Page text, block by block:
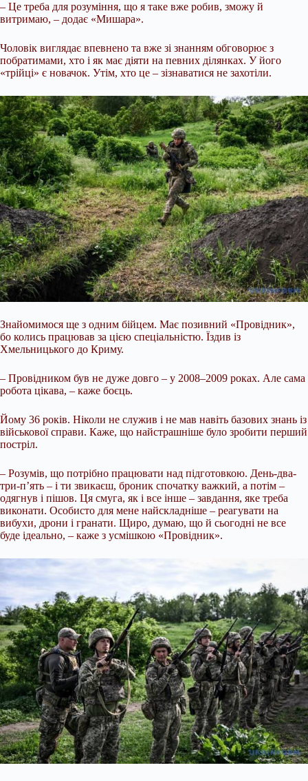
– Це треба для розуміння, що я таке вже робив, зможу й
витримаю, – додає «Мишара».
Чоловік виглядає впевнено та вже зі знанням обговорює з
побратимами, хто і як має діяти на певних ділянках. У його
«трійці» є новачок. Утім, хто це – зізнаватися не захотіли.
Знайомимося ще з одним бійцем. Має позивний «Провідник»,
бо колись працював за цією спеціальністю. Їздив із
Хмельницького до Криму.
– Провідником був не дуже довго – у 2008–2009 роках. Але сама
робота цікава, – каже боєць.
Йому 36 років. Ніколи не служив і не мав навіть базових знань із
військової справи. Каже, що найстрашніше було зробити перший
постріл.
– Розумів, що потрібно працювати над підготовкою. День-два-
три-п’ять – і ти звикаєш, броник спочатку важкий, а потім –
одягнув і пішов. Ця смуга, як і все інше – завдання, яке треба
виконати. Особисто для мене найскладніше – реагувати на
вибухи, дрони і гранати. Щиро, думаю, що й сьогодні не все
буде ідеально, – каже з усмішкою «Провідник».